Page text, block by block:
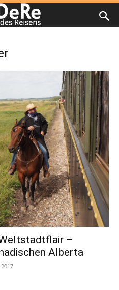
–
Alberta